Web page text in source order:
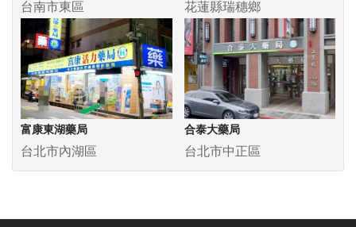
台南市東區 花蓮縣瑞穗鄉
富康東湖藥局
台北市內湖區
合泰大藥局
台北市中正區